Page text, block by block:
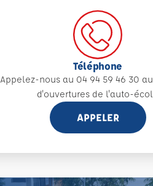
Téléphone
Appelez-nous au 04 94 59 46 30
d'ouvertures de l'auto-
APPELER